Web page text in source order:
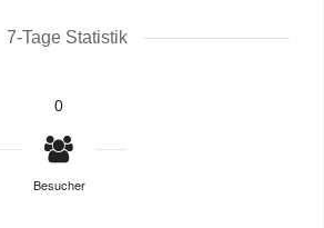
7-Tage Statistik
0
Besucher